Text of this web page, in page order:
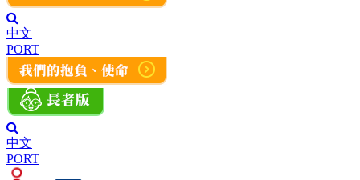
中文
PORT
中文
PORT